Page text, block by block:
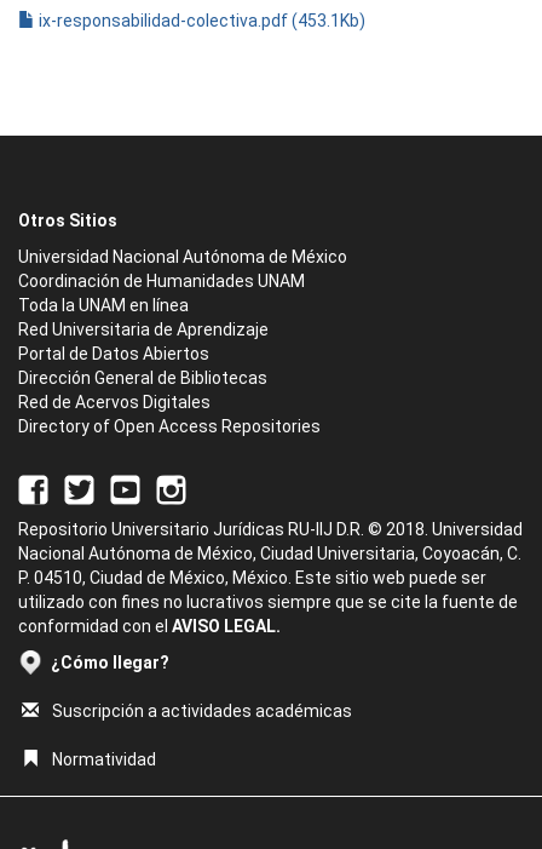
ix-responsabilidad-colectiva.pdf (453.1Kb)
Otros Sitios
Universidad Nacional Autónoma de México
Coordinación de Humanidades UNAM
Toda la UNAM en línea
Red Universitaria de Aprendizaje
Portal de Datos Abiertos
Dirección General de Bibliotecas
Red de Acervos Digitales
Directory of Open Access Repositories
Repositorio Universitario Jurídicas RU-IIJ D.R. © 2018. Universidad
Nacional Autónoma de México, Ciudad Universitaria, Coyoacán, C.
P. 04510, Ciudad de México, México. Este sitio web puede ser
utilizado con fines no lucrativos siempre que se cite la fuente de
conformidad con el AVISO LEGAL.
¿Cómo llegar?
Suscripción a actividades académicas
Normatividad